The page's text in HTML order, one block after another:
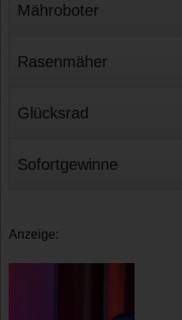
Mähroboter
Rasenmäher
Glücksrad
Sofortgewinne
Anzeige: